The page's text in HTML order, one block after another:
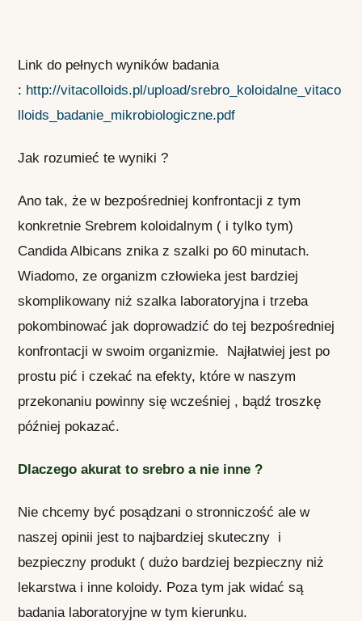
Link do pełnych wyników badania
: http://vitacolloids.pl/upload/srebro_koloidalne_vitaco
lloids_badanie_mikrobiologiczne.pdf
Jak rozumieć te wyniki ?
Ano tak, że w bezpośredniej konfrontacji z tym
konkretnie Srebrem koloidalnym ( i tylko tym)
Candida Albicans znika z szalki po 60 minutach.
Wiadomo, ze organizm człowieka jest bardziej
skomplikowany niż szalka laboratoryjna i trzeba
pokombinować jak doprowadzić do tej bezpośredniej
konfrontacji w swoim organizmie. Najłatwiej jest po
prostu pić i czekać na efekty, które w naszym
przekonaniu powinny się wcześniej , bądź troszkę
później pokazać.
Dlaczego akurat to srebro a nie inne ?
Nie chcemy być posądzani o stronniczość ale w
naszej opinii jest to najbardziej skuteczny i
bezpieczny produkt ( dużo bardziej bezpieczny niż
lekarstwa i inne koloidy. Poza tym jak widać są
badania laboratoryjne w tym kierunku.